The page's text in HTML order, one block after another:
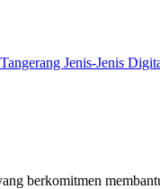
Jenis-Jenis
berkomitmen